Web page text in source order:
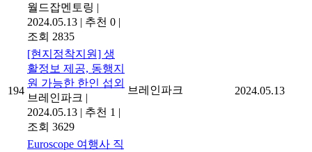
월드잡멘토링 |
2024.05.13 | 추천 0 |
조회 2835
194
[현지정착지원] 생
활정보 제공, 동행지
원 가능한 한인 섭외
브레인파크 |
2024.05.13 | 추천 1 |
조회 3629
브레인파크 2024.05.13
Euroscope 여행사 직